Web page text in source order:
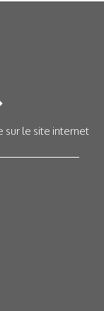
sur le site internet